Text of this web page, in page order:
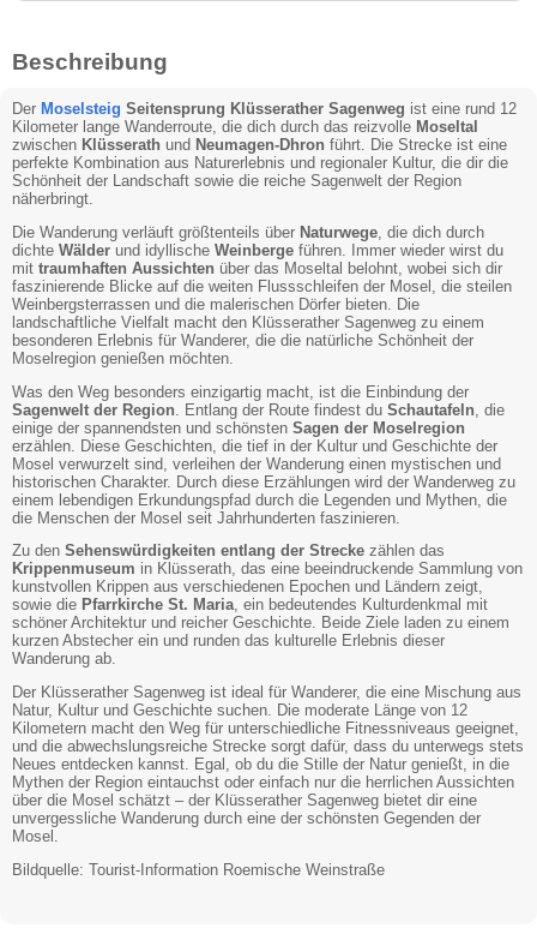
Beschreibung
Der Moselsteig Seitensprung Klüsserather Sagenweg ist eine rund 12
Kilometer lange Wanderroute, die dich durch das reizvolle Moseltal
zwischen Klüsserath und Neumagen-Dhron führt. Die Strecke ist eine
perfekte Kombination aus Naturerlebnis und regionaler Kultur, die dir die
Schönheit der Landschaft sowie die reiche Sagenwelt der Region
näherbringt.
Die Wanderung verläuft größtenteils über Naturwege , die dich durch
dichte Wälder und idyllische Weinberge führen. Immer wieder wirst du
mit traumhaften Aussichten über das Moseltal belohnt, wobei sich dir
faszinierende Blicke auf die weiten Flussschleifen der Mosel, die steilen
Weinbergsterrassen und die malerischen Dörfer bieten. Die
landschaftliche Vielfalt macht den Klüsserather Sagenweg zu einem
besonderen Erlebnis für Wanderer, die die natürliche Schönheit der
Moselregion genießen möchten.
Was den Weg besonders einzigartig macht, ist die Einbindung der
Sagenwelt der Region . Entlang der Route findest du Schautafeln , die
einige der spannendsten und schönsten Sagen der Moselregion
erzählen. Diese Geschichten, die tief in der Kultur und Geschichte der
Mosel verwurzelt sind, verleihen der Wanderung einen mystischen und
historischen Charakter. Durch diese Erzählungen wird der Wanderweg zu
einem lebendigen Erkundungspfad durch die Legenden und Mythen, die
die Menschen der Mosel seit Jahrhunderten faszinieren.
Zu den Sehenswürdigkeiten entlang der Strecke zählen das
Krippenmuseum in Klüsserath, das eine beeindruckende Sammlung von
kunstvollen Krippen aus verschiedenen Epochen und Ländern zeigt,
sowie die Pfarrkirche St. Maria, ein bedeutendes Kulturdenkmal mit
schöner Architektur und reicher Geschichte. Beide Ziele laden zu einem
kurzen Abstecher ein und runden das kulturelle Erlebnis dieser
Wanderung ab.
Der Klüsserather Sagenweg ist ideal für Wanderer, die eine Mischung aus
Natur, Kultur und Geschichte suchen. Die moderate Länge von 12
Kilometern macht den Weg für unterschiedliche Fitnessniveaus geeignet,
und die abwechslungsreiche Strecke sorgt dafür, dass du unterwegs stets
Neues entdecken kannst. Egal, ob du die Stille der Natur genießt, in die
Mythen der Region eintauchst oder einfach nur die herrlichen Aussichten
über die Mosel schätzt – der Klüsserather Sagenweg bietet dir eine
unvergessliche Wanderung durch eine der schönsten Gegenden der
Mosel.
Bildquelle: Tourist-Information Roemische Weinstraße